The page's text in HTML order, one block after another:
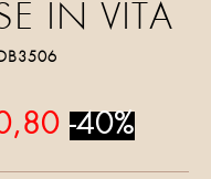
IN VITA
DB3506
-40%